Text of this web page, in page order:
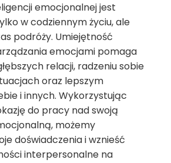
emocjonalnej jest
w codziennym życiu, ale
podróży. Umiejętność
emocjami pomaga
relacji, radzeniu sobie
oraz lepszym
i innych. Wykorzystując
do pracy nad swoją
możemy
doświadczenia i wznieść
interpersonalne na